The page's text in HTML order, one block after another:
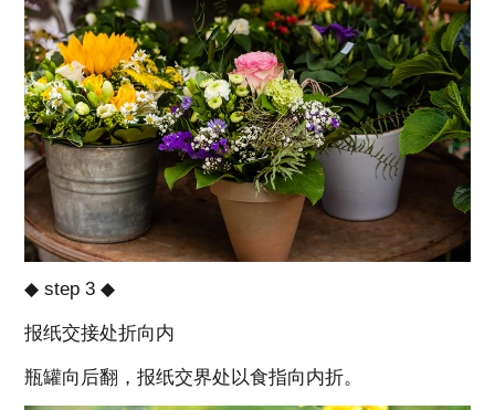
◆ step 3 ◆
报纸交接处折向内
瓶罐向后翻，报纸交界处以食指向内折。